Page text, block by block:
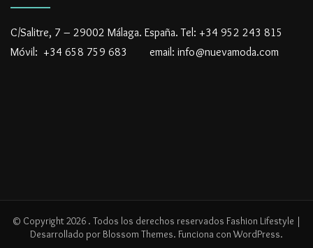
C/Salitre, 7 – 29002 Málaga. España. Tel: +34 952 243 815
Móvil: +34 658 759 683 email: info@nuevamoda.com
© Copyright 2026 . Todos los derechos reservados Fashion Lifestyle |
Desarrollado porBlossom Themes. Funciona con WordPress.